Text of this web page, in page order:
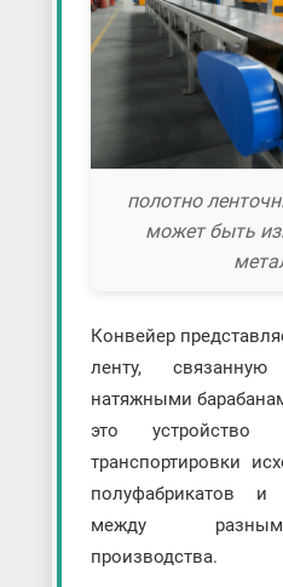
полотно
может быть
Конвейер
ленту,
натяжными
это устройство
транспортировки
полуфабрикатов
между
производства.